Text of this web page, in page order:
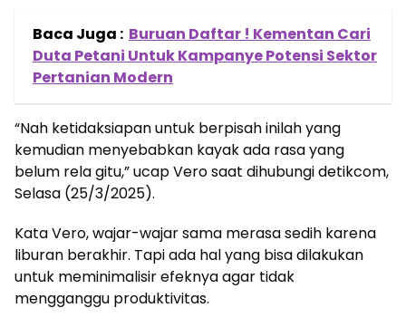
Baca Juga : Buruan Daftar ! Kementan Cari
Duta Petani Untuk Kampanye Potensi Sektor
Pertanian Modern
“Nah ketidaksiapan untuk berpisah inilah yang
kemudian menyebabkan kayak ada rasa yang
belum rela gitu,” ucap Vero saat dihubungi detikcom,
Selasa (25/3/2025).
Kata Vero, wajar-wajar sama merasa sedih karena
liburan berakhir. Tapi ada hal yang bisa dilakukan
untuk meminimalisir efeknya agar tidak
mengganggu produktivitas.